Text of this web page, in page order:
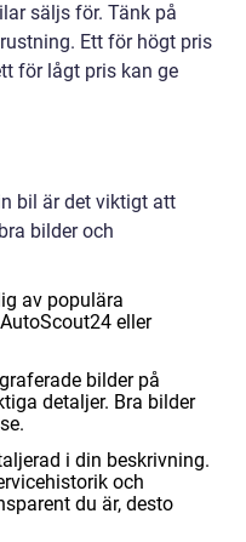
säljs för. Tänk på
Ett för högt pris
för lågt pris kan ge
bil är det viktigt att
bilder och
av populära
eller
bilder på
detaljer. Bra bilder
i din beskrivning.
och
du är, desto